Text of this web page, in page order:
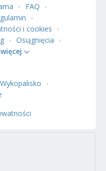
FAQ
i cookies
Osiągnięcia
więcej
Wykopalisko